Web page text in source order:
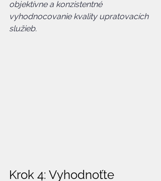
objektívne a konzistentné
vyhodnocovanie kvality upratovacích
služieb.
Krok 4: Vyhodnoťte